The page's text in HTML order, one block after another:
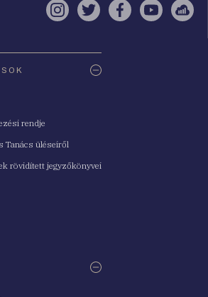
Instagram
TwitterFacebook
YouTube
rendje
Tanács üléseiről
rövidített jegyzőkönyvei